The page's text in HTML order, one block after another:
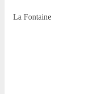
La Fontaine